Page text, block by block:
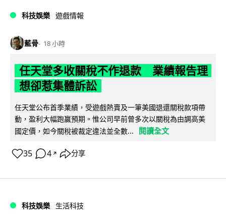
科技娛樂 遊戲情報
藍骨 18 小時
任天堂多收關稅不作退款 業績報告理
想卻惹集體訴訟
任天堂公布首季業績，受遊戲熱賣及一筆美國退還關稅款項帶
動，盈利大幅跑贏預期。惟公司早前曾多次以關稅為由調高美
國定價，如今關稅被裁定違法並全數...
閱讀全文
35 4 ↗ 分享
科技娛樂 生活科技